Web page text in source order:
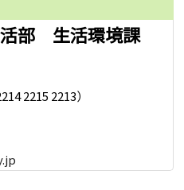
部 生活環境課
2215 2213）